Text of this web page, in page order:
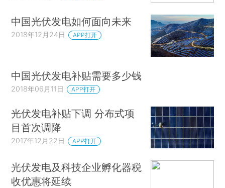
中国光伏发电如何面向未来
2018年12月24日 APP打开
中国光伏发电补贴需要多少钱
2018年06月11日 APP打开
光伏发电补贴下调 分布式项
目首次调降
2017年12月22日 APP打开
光伏发电及科技企业孵化器税
收优惠将延续